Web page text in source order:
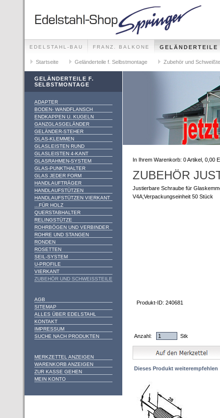
EDELSTAHL-BAU FRANZ. BALKONE
GELÄNDER-SETS FÜR ALLE MONTAGEMÖGLICHKEITEN
Startseite Geländerteile f. Selbstmontage Zubehör und
GELÄNDERTEILE F.
SELBSTMONTAGE
ADAPTER
BODEN- WANDFLANSCH
ENDKAPPEN U. KUGELN
GANZGLASGELÄNDER
GELÄNDER-STEHER
GLAS-KLEMMEN
GLASLEISTEN RUND
GLASLEISTEN 4-KANT
GLASRAHMEN-SYSTEM
GLAS-PUNKTHALTER
GLAS JEDER FORM
HANDLAUFTRÄGER
HANDLAUFSTÜTZEN
HANDLAUFSTÜTZEN VIERKANT
...FÜR HOLZ
QUERSTABHALTER
RELINGSTÜTZE
ROHRBÖGEN UND VERBINDER
ROHRE UND STANGEN
RONDEN
ROSETTEN
SEIL-SYSTEM
U-PROFILE
VIERKANT
ZUBEHÖR UND SCHWEISSTEILE
AGB
SITEMAP
ALLES ÜBER EDELSTAHL
KONTAKT
IMPRESSUM
SUCHE NACH PRODUKTEN
MERKZETTEL ANZEIGEN
WARENKORB ANZEIGEN
ZUR KASSE GEHEN
MEIN KONTO
In Ihrem Warenkorb: 0Artikel, 0,00
ZUBEHÖR
Justierbare Schraube für
V4A;Verpackungseinheit 50 Stück
Produkt-ID: 240681
Anzahl: Stk
Dieses Produkt weiterempfehlen